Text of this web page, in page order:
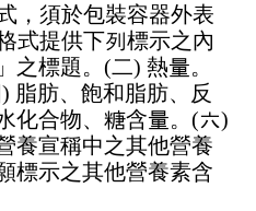
，須於包裝容器外表
式提供下列標示之內
之標題。(二) 熱量。
脂肪、飽和脂肪、反
化合物、糖含量。(六)
養宣稱中之其他營養
標示之其他營養素含